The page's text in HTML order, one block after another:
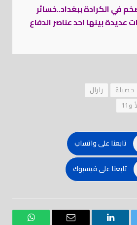
في الكرادة ببغداد..خسائر
عديدة بينها احد عناصر الدفاع
حصيلة
زلزال
تابعنا على واتساب
تابعنا على فيسبوك